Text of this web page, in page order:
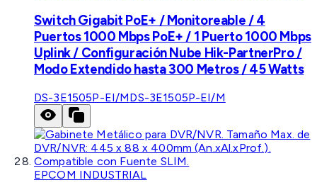
Switch Gigabit PoE+ / Monitoreable / 4
Puertos 1000 Mbps PoE+ / 1 Puerto 1000 Mbps
Uplink / Configuración Nube Hik-PartnerPro /
Modo Extendido hasta 300 Metros / 45 Watts
DS-3E1505P-EI/MDS-3E1505P-EI/M
EPCOM INDUSTRIAL